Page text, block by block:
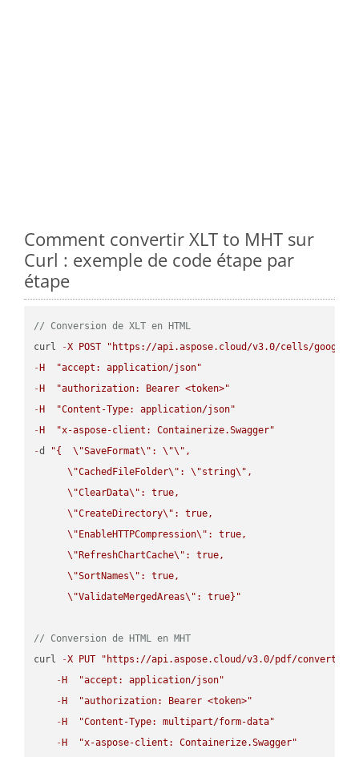
Comment convertir XLT to MHT sur
Curl : exemple de code étape par
étape
// Conversion de XLT en HTML
curl
-X POST
"https://api.aspose.cloud/v3.0/cells/
- H
"accept: application/json"
- H
"authorization: Bearer <token>"
- H
"Content-Type: application/json"
- H
"x-aspose-client: Containerize.Swagger"
-d "{ \"SaveFormat\" : \"\" ,
\"CachedFileFolder\" : \"string\" ,
\"ClearData\" : true,
\"CreateDirectory\" : true,
\" EnableHTTPCompression\" : true,
\" RefreshChartCache\" : true,
\"SortNames\" : true,
\"ValidateMergedAreas\" : true}"
// Conversion de HTML en MHT
curl
-X PUT
"https://api.aspose.cloud/v3.0/pdf/convert/
- H
"accept: application/json"
- H
"authorization: Bearer <token>"
- H
"Content-Type: multipart/form-data"
- H "x-aspose-client: Containerize.Swagger"